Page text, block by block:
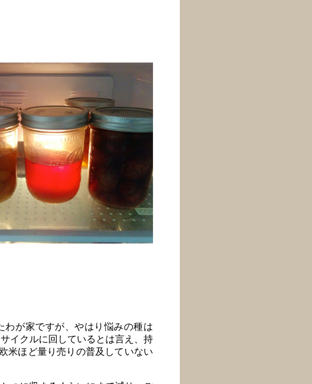
わが家ですが、やはり悩みの種は
イクルに回しているとは言え、持
米ほど量り売りの普及していない